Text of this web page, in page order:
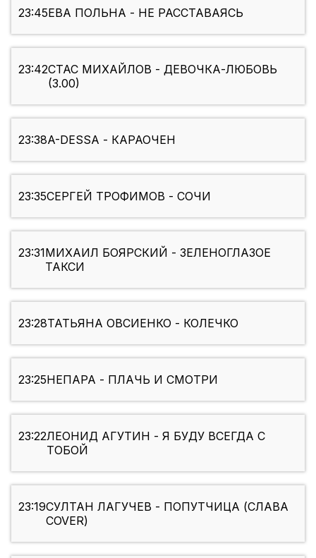
23:45ЕВА ПОЛЬНА - НЕ РАССТАВАЯСЬ
23:42СТАС МИХАЙЛОВ - ДЕВОЧКА-ЛЮБОВЬ
(3.00)
23:38A-DESSA - КАРАОЧЕН
23:35СЕРГЕЙ ТРОФИМОВ - СОЧИ
23:31МИХАИЛ БОЯРСКИЙ - ЗЕЛЕНОГЛАЗОЕ
ТАКСИ
23:28ТАТЬЯНА ОВСИЕНКО - КОЛЕЧКО
23:25НЕПАРА - ПЛАЧЬ И СМОТРИ
23:22ЛЕОНИД АГУТИН - Я БУДУ ВСЕГДА С
ТОБОЙ
23:19СУЛТАН ЛАГУЧЕВ - ПОПУТЧИЦА (СЛАВА
COVER)